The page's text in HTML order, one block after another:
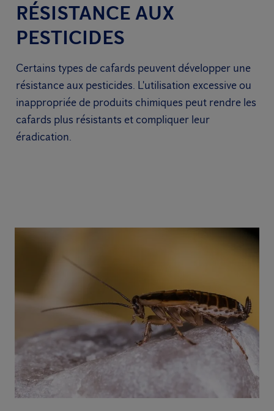
RÉSISTANCE AUX
PESTICIDES
Certains types de cafards peuvent développer une
résistance aux pesticides. L'utilisation excessive ou
inappropriée de produits chimiques peut rendre les
cafards plus résistants et compliquer leur
éradication.